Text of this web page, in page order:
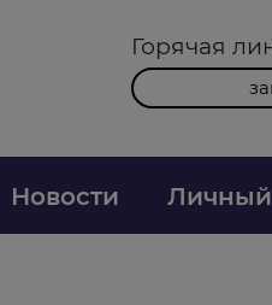
Горячая
Новости Личный